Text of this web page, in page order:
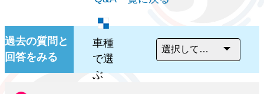
過去の質問と
回答をみる
車種
で選
ぶ